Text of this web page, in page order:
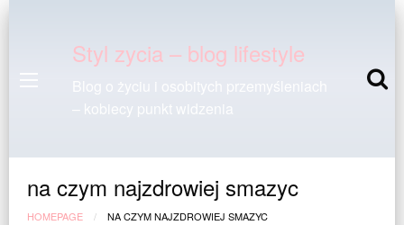
Styl zycia – blog lifestyle
– kobiecy punkt widzenia
na czym najzdrowiej smazyc
HOMEPAGE NA CZYM NAJZDROWIEJ SMAZYC